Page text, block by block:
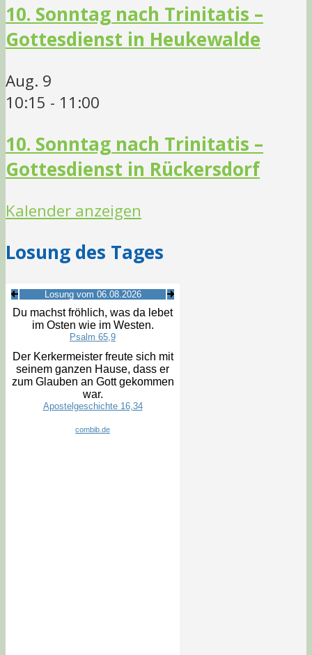
10. Sonntag nach Trinitatis –
Gottesdienst in Heukewalde
Aug. 9
10:15 - 11:00
10. Sonntag nach Trinitatis –
Gottesdienst in Rückersdorf
Kalender anzeigen
Losung des Tages